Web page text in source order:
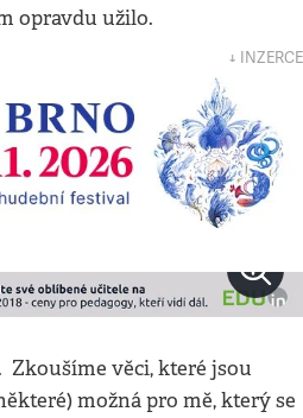
opravdu užilo.
↓ INZERCE
Zkoušíme věci, které jsou
možná pro mě, který se